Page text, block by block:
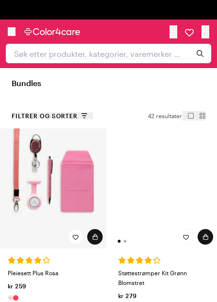
Bundles
FILTRER OG SORTER 42 resultater
Pleiesett Plus Rosa
kr 259
Støttestrømper Kit Grønn
Blomstret
kr 279